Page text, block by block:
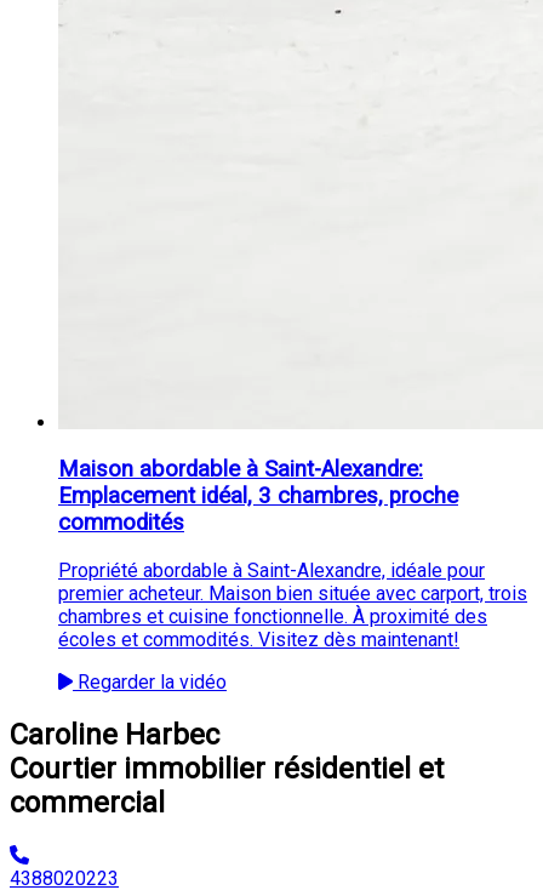
Maison abordable à Saint-Alexandre:
Emplacement idéal, 3 chambres, proche
commodités
Propriété abordable à Saint-Alexandre, idéale pour
premier acheteur. Maison bien située avec carport, trois
chambres et cuisine fonctionnelle. À proximité des
écoles et commodités. Visitez dès maintenant!
Regarder la vidéo
Caroline Harbec
Courtier immobilier résidentiel et
commercial
4388020223